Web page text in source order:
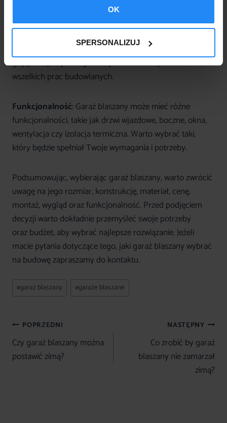
OK
SPERSONALIZUJ
Wygląd:Garaż blaszany może mieć różne kolory
do stylu Twojego domu oraz otoczenia, szczególnie,
gdy planujemy z niego korzystać również po zakończeniu
wszelkich prac budowlanych.
Funkcjonalność: Garaż blaszany może mieć różne
funkcjonalności, takie jak drzwi wjazdowe, boczne, okna,
wentylacja czy izolacja termiczna. Warto wybrać taki,
który będzie spełniał Twoje wymagania i potrzeby.
Podsumowując, wybierając garaż blaszany, warto zwrócić
uwagę na jego rozmiar, konstrukcję, materiał, cenę,
montaż, wygląd oraz funkcjonalność. Przed podjęciem
decyzji warto dokładnie przemyśleć swoje potrzeby
oraz budżet, aby wybrać najlepsze rozwiązanie. Jeżeli
macie pytania dotyczące tego, jaki garaż blaszany wybrać
na budowę zapraszamy do kontaktu.
Tagi
wpisu:
#garaż blaszany #garaże blaszane
Nawigacja
wpisu
POPRZEDNI
Czy garaż blaszany można
postawić zimą?
NASTĘPNY
Co zrobić by garaż
blaszany nie zamarzał
zimą?